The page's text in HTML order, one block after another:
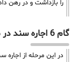
را بازداشت و در رهن
گام 6 اجاره سند در مشهد (دریافت نامه آزادی)
در این مرحله از